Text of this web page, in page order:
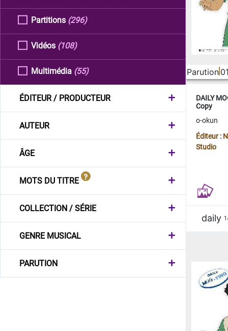
Partitions (296)
Vidéos (108)
Multimédia (55)
ÉDITEUR / PRODUCTEUR
AUTEUR
ÂGE
MOTS DU TITRE
COLLECTION / SÉRIE
GENRE MUSICAL
PARUTION
Parution
DAILY
Copy
o-okun
Éditeur :
Studio
daily